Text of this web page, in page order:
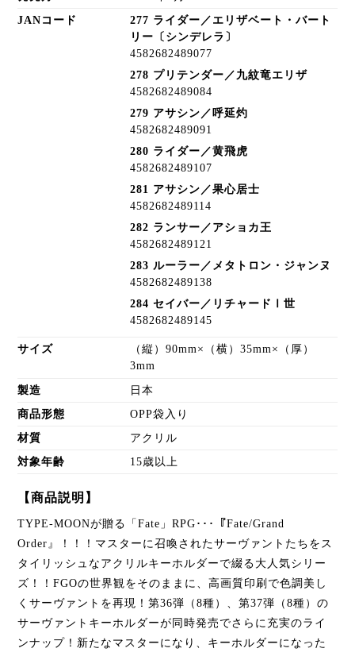
JANコード
277 ライダー／エリザベート・バート
リー〔シンデレラ〕
4582682489077
278 プリテンダー／九紋竜エリザ
4582682489084
279 アサシン／呼延灼
4582682489091
280 ライダー／黄飛虎
4582682489107
281 アサシン／果心居士
4582682489114
282 ランサー／アショカ王
4582682489121
283 ルーラー／メタトロン・ジャンヌ
4582682489138
284 セイバー／リチャードⅠ世
4582682489145
サイズ
（縦）90mm×（横）35mm×（厚）
3mm
製造 日本
商品形態 OPP袋入り
材質 アクリル
対象年齢 15歳以上
【商品説明】
TYPE-MOONが贈る「Fate」RPG･･･『Fate/Grand
Order』！！！マスターに召喚されたサーヴァントたちをス
タイリッシュなアクリルキーホルダーで綴る大人気シリー
ズ！！FGOの世界観をそのままに、高画質印刷で色調美し
くサーヴァントを再現！第36弾（8種）、第37弾（8種）の
サーヴァントキーホルダーが同時発売でさらに充実のライ
ンナップ！新たなマスターになり、キーホルダーになった